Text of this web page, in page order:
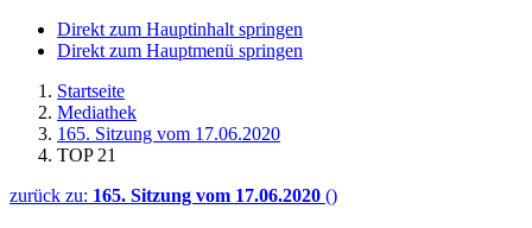
Direkt zum Hauptinhalt springen
Direkt zum Hauptmenü springen
Startseite
Mediathek
165. Sitzung vom 17.06.2020
TOP 21
zurück zu: 165. Sitzung vom 17.06.2020 ()